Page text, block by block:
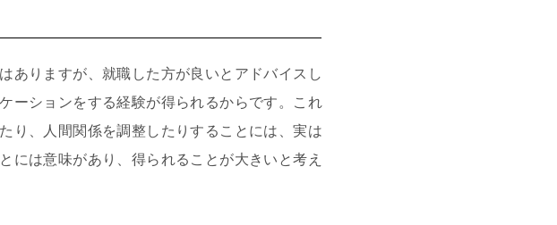
ありますが、就職した方が良いとアドバイスし
ーションをする経験が得られるからです。これ
り、人間関係を調整したりすることには、実は
には意味があり、得られることが大きいと考え